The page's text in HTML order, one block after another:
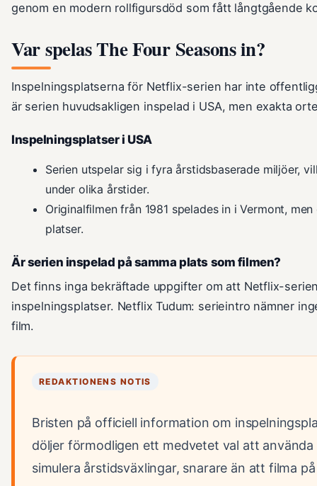
genom en modern rollfigursdöd som fått långtgående
Var spelas The Four Seasons in?
Inspelningsplatserna för Netflix-serien har inte
är serien huvudsakligen inspelad i USA, men exakta
Inspelningsplatser i USA
Serien utspelar sig i fyra årstidsbaserade miljöer,
under olika årstider.
Originalfilmen från 1981 spelades in i Vermont,
platser.
Är serien inspelad på samma plats som filmen?
Det finns inga bekräftade uppgifter om att Netflix-
inspelningsplatser. Netflix Tudum: serieintro nämner
film.
REDAKTIONENS NOTIS
Bristen på officiell information om
döljer förmodligen ett medvetet val att
simulera årstidsväxlingar, snarare än att filma